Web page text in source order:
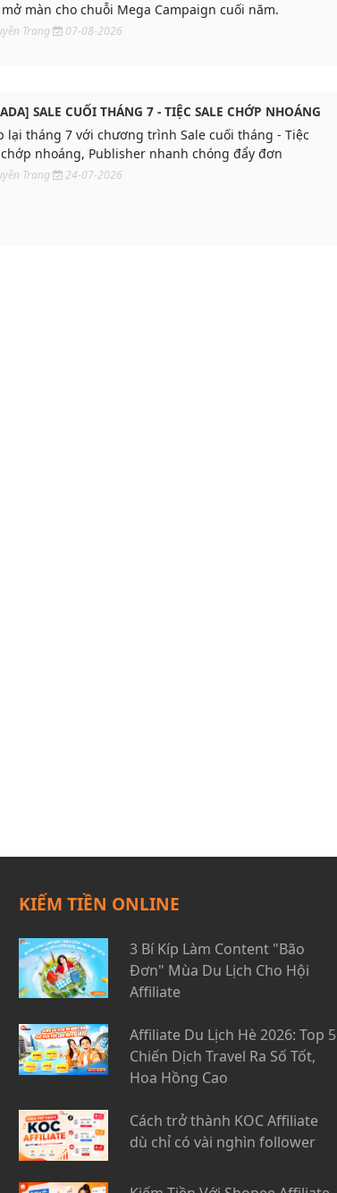
màn cho chuỗi Mega Campaign cuối năm.
Trang 07-08-2026
SALE CUỐI THÁNG 7 - TIỆC SALE CHỚP NHOÁNG
lại tháng 7 với chương trình Sale cuối tháng - Tiệc
nhoáng, Publisher nhanh chóng đẩy đơn
Trang 24-07-2026
KIẾM TIỀN ONLINE
3 Bí Kíp Làm Content "Bão
Đơn" Mùa Du Lịch Cho Hội
Affiliate
Affiliate Du Lịch Hè 2026: Top 5
Chiến Dịch Travel Ra Số Tốt,
Hoa Hồng Cao
Cách trở thành KOC Affiliate
dù chỉ có vài nghìn follower